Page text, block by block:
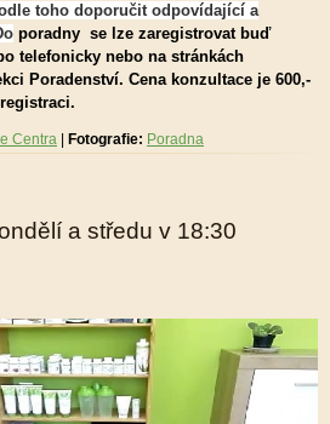
toho doporučit odpovídající a
poradny se lze zaregistrovat buď
telefonicky nebo na stránkách
Poradenství. Cena konzultace je 600,-
Centra Fotografie: Poradna
a středu v 18:30